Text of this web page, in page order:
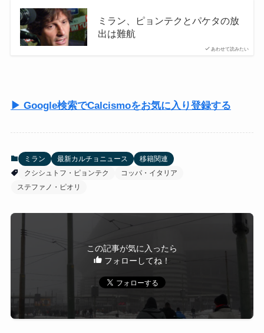
あわせて読みたい
ミラン、ピョンテクとパケタの放
出は難航
▶ Google検索でCalcismoをお気に入り登録する
ミラン 最新カルチョニュース
移籍関連
クシシュトフ・ピョンテク
コッパ・イタリア
ステファノ・ピオリ
この記事が気に入ったら
フォローしてね！